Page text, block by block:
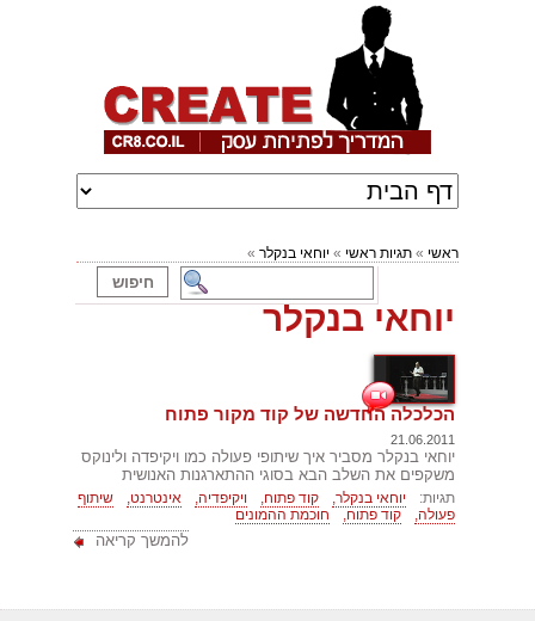
ראשי » תגיות ראשי » יוחאי בנקלר »
יוחאי בנקלר
הכלכלה החדשה של קוד מקור פתוח
21.06.2011
יוחאי בנקלר מסביר איך שיתופי פעולה כמו ויקיפדה ולינוקס
משקפים את השלב הבא בסוגי ההתארגנות האנושית
תגיות: יוחאי בנקלר, קוד פתוח, ויקיפדיה, אינטרנט,
שיתוף
פעולה,
קוד פתוח, חוכמת ההמונים
להמשך קריאה